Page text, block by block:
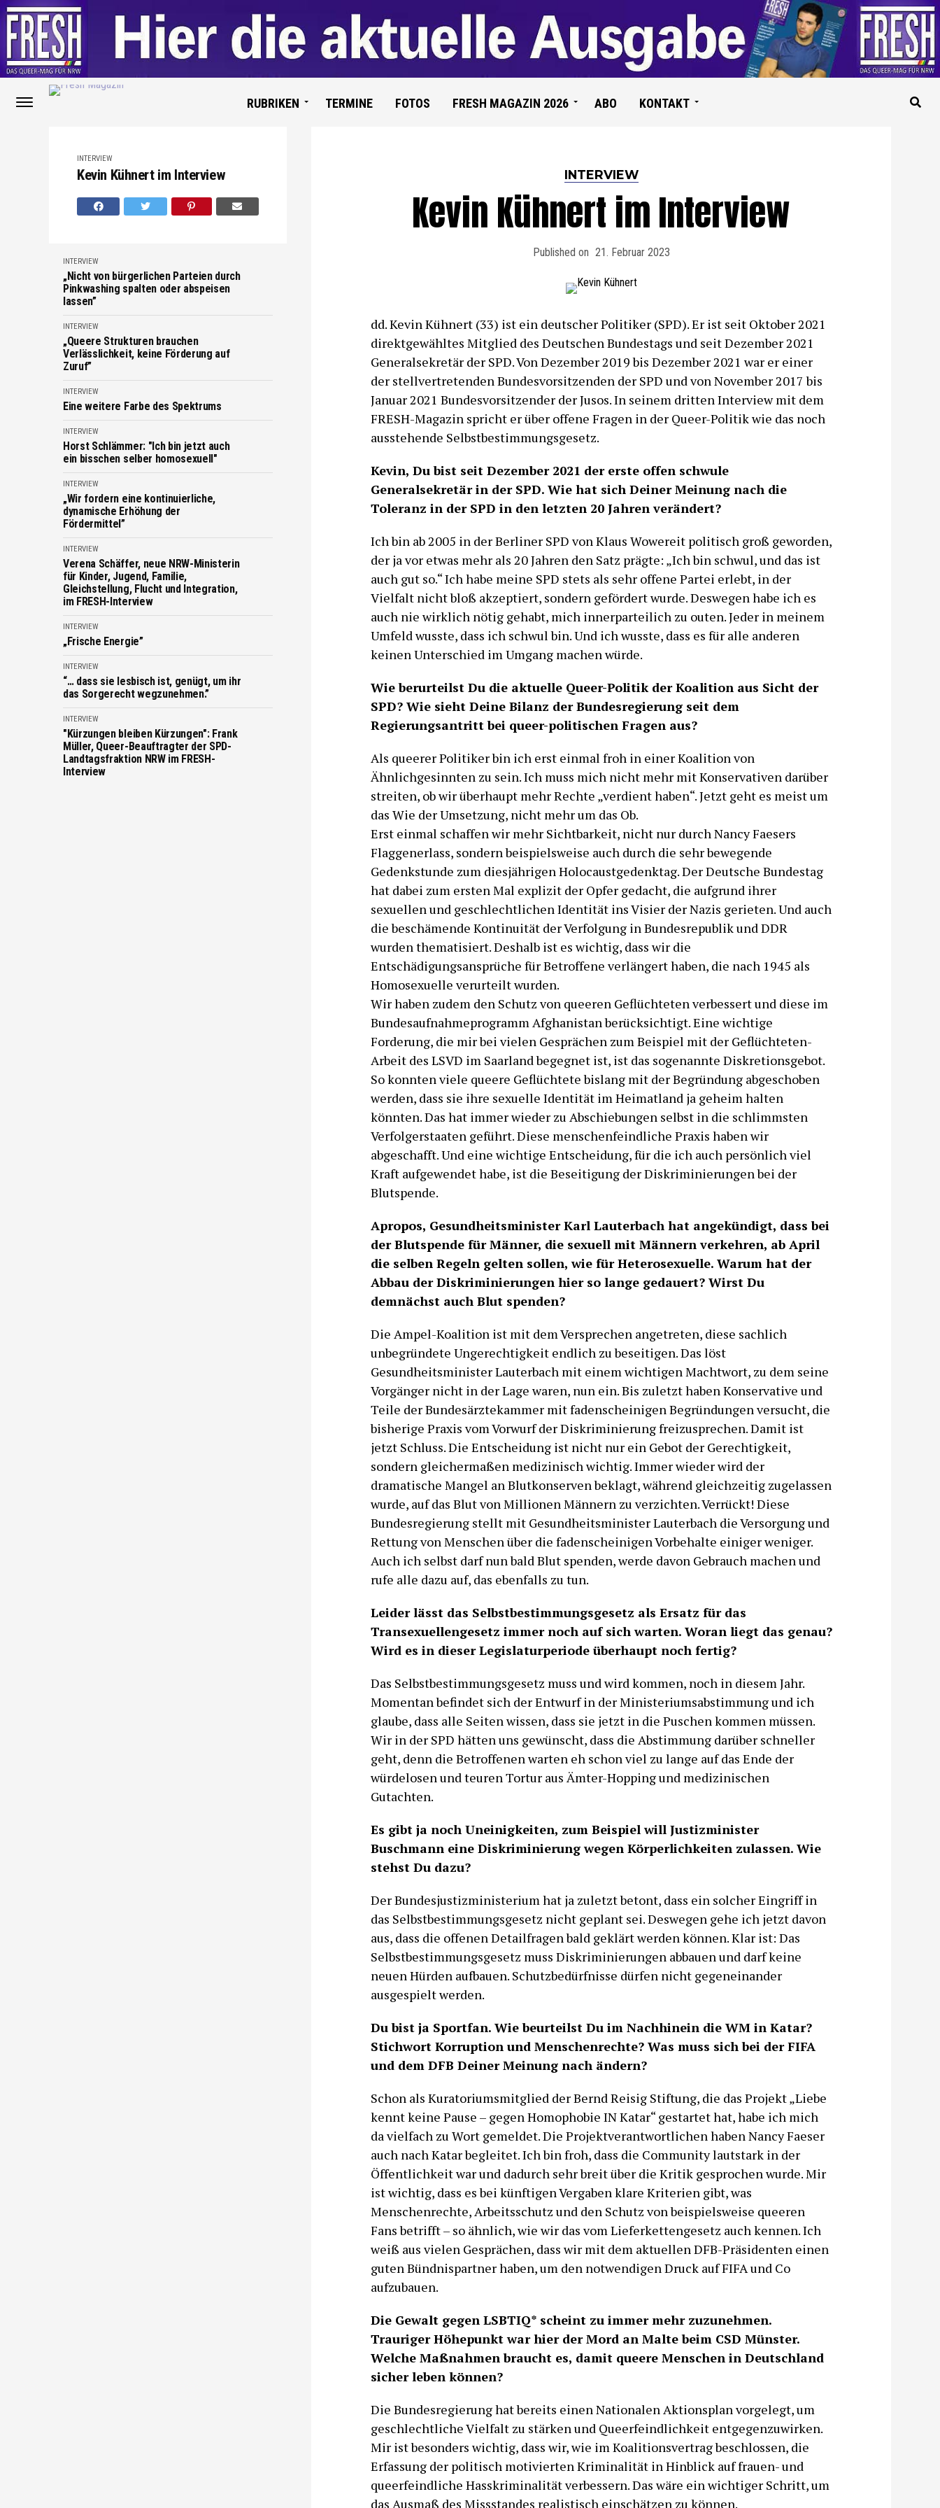
RUBRIKEN TERMINE FOTOS FRESH MAGAZIN 2026 ABO KONTAKT
INTERVIEW
Kevin Kühnert im Interview
INTERVIEW
„Nicht von bürgerlichen Parteien durch
Pinkwashing spalten oder abspeisen
lassen”
INTERVIEW
„Queere Strukturen brauchen
Verlässlichkeit, keine Förderung auf
Zuruf”
INTERVIEW
Eine weitere Farbe des Spektrums
INTERVIEW
Horst Schlämmer: "Ich bin jetzt auch
ein bisschen selber homosexuell"
INTERVIEW
„Wir fordern eine kontinuierliche,
dynamische Erhöhung der
Fördermittel”
INTERVIEW
Verena Schäffer, neue NRW-Ministerin
für Kinder, Jugend, Familie,
Gleichstellung, Flucht und Integration,
im FRESH-Interview
INTERVIEW
„Frische Energie”
INTERVIEW
“… dass sie lesbisch ist, genügt, um ihr
das Sorgerecht wegzunehmen.”
INTERVIEW
"Kürzungen bleiben Kürzungen": Frank
Müller, Queer-Beauftragter der SPD-
Landtagsfraktion NRW im FRESH-
Interview
INTERVIEW
Kevin Kühnert im Interview
Published on 21. Februar 2023
dd. Kevin Kühnert (33) ist ein deutscher Politiker (SPD). Er ist seit Oktober 2021
direktgewähltes Mitglied des Deutschen Bundestags und seit Dezember 2021
Generalsekretär der SPD. Von Dezember 2019 bis Dezember 2021 war er einer
der stellvertretenden Bundesvorsitzenden der SPD und von November 2017 bis
Januar 2021 Bundesvorsitzender der Jusos. In seinem dritten Interview mit dem
FRESH-Magazin spricht er über offene Fragen in der Queer-Politik wie das noch
ausstehende Selbstbestimmungsgesetz.
Kevin, Du bist seit Dezember 2021 der erste offen schwule
Generalsekretär in der SPD. Wie hat sich Deiner Meinung nach die
Toleranz in der SPD in den letzten 20 Jahren verändert?
Ich bin ab 2005 in der Berliner SPD von Klaus Wowereit politisch groß geworden,
der ja vor etwas mehr als 20 Jahren den Satz prägte: „Ich bin schwul, und das ist
auch gut so.“ Ich habe meine SPD stets als sehr offene Partei erlebt, in der
Vielfalt nicht bloß akzeptiert, sondern gefördert wurde. Deswegen habe ich es
auch nie wirklich nötig gehabt, mich innerparteilich zu outen. Jeder in meinem
Umfeld wusste, dass ich schwul bin. Und ich wusste, dass es für alle anderen
keinen Unterschied im Umgang machen würde.
Wie berurteilst Du die aktuelle Queer-Politik der Koalition aus Sicht der
SPD? Wie sieht Deine Bilanz der Bundesregierung seit dem
Regierungsantritt bei queer-politischen Fragen aus?
Als queerer Politiker bin ich erst einmal froh in einer Koalition von
Ähnlichgesinnten zu sein. Ich muss mich nicht mehr mit Konservativen darüber
streiten, ob wir überhaupt mehr Rechte „verdient haben“. Jetzt geht es meist um
das Wie der Umsetzung, nicht mehr um das Ob.
Erst einmal schaffen wir mehr Sichtbarkeit, nicht nur durch Nancy Faesers
Flaggenerlass, sondern beispielsweise auch durch die sehr bewegende
Gedenkstunde zum diesjährigen Holocaustgedenktag. Der Deutsche Bundestag
hat dabei zum ersten Mal explizit der Opfer gedacht, die aufgrund ihrer
sexuellen und geschlechtlichen Identität ins Visier der Nazis gerieten. Und auch
die beschämende Kontinuität der Verfolgung in Bundesrepublik und DDR
wurden thematisiert. Deshalb ist es wichtig, dass wir die
Entschädigungsansprüche für Betroffene verlängert haben, die nach 1945 als
Homosexuelle verurteilt wurden.
Wir haben zudem den Schutz von queeren Geflüchteten verbessert und diese im
Bundesaufnahmeprogramm Afghanistan berücksichtigt. Eine wichtige
Forderung, die mir bei vielen Gesprächen zum Beispiel mit der Geflüchteten-
Arbeit des LSVD im Saarland begegnet ist, ist das sogenannte Diskretionsgebot.
So konnten viele queere Geflüchtete bislang mit der Begründung abgeschoben
werden, dass sie ihre sexuelle Identität im Heimatland ja geheim halten
könnten. Das hat immer wieder zu Abschiebungen selbst in die schlimmsten
Verfolgerstaaten geführt. Diese menschenfeindliche Praxis haben wir
abgeschafft. Und eine wichtige Entscheidung, für die ich auch persönlich viel
Kraft aufgewendet habe, ist die Beseitigung der Diskriminierungen bei der
Blutspende.
Apropos, Gesundheitsminister Karl Lauterbach hat angekündigt, dass bei
der Blutspende für Männer, die sexuell mit Männern verkehren, ab April
die selben Regeln gelten sollen, wie für Heterosexuelle. Warum hat der
Abbau der Diskriminierungen hier so lange gedauert? Wirst Du
demnächst auch Blut spenden?
Die Ampel-Koalition ist mit dem Versprechen angetreten, diese sachlich
unbegründete Ungerechtigkeit endlich zu beseitigen. Das löst
Gesundheitsminister Lauterbach mit einem wichtigen Machtwort, zu dem seine
Vorgänger nicht in der Lage waren, nun ein. Bis zuletzt haben Konservative und
Teile der Bundesärztekammer mit fadenscheinigen Begründungen versucht, die
bisherige Praxis vom Vorwurf der Diskriminierung freizusprechen. Damit ist
jetzt Schluss. Die Entscheidung ist nicht nur ein Gebot der Gerechtigkeit,
sondern gleichermaßen medizinisch wichtig. Immer wieder wird der
dramatische Mangel an Blutkonserven beklagt, während gleichzeitig zugelassen
wurde, auf das Blut von Millionen Männern zu verzichten. Verrückt! Diese
Bundesregierung stellt mit Gesundheitsminister Lauterbach die Versorgung und
Rettung von Menschen über die fadenscheinigen Vorbehalte einiger weniger.
Auch ich selbst darf nun bald Blut spenden, werde davon Gebrauch machen und
rufe alle dazu auf, das ebenfalls zu tun.
Leider lässt das Selbstbestimmungsgesetz als Ersatz für das
Transexuellengesetz immer noch auf sich warten. Woran liegt das genau?
Wird es in dieser Legislaturperiode überhaupt noch fertig?
Das Selbstbestimmungsgesetz muss und wird kommen, noch in diesem Jahr.
Momentan befindet sich der Entwurf in der Ministeriumsabstimmung und ich
glaube, dass alle Seiten wissen, dass sie jetzt in die Puschen kommen müssen.
Wir in der SPD hätten uns gewünscht, dass die Abstimmung darüber schneller
geht, denn die Betroffenen warten eh schon viel zu lange auf das Ende der
würdelosen und teuren Tortur aus Ämter-Hopping und medizinischen
Gutachten.
Es gibt ja noch Uneinigkeiten, zum Beispiel will Justizminister
Buschmann eine Diskriminierung wegen Körperlichkeiten zulassen. Wie
stehst Du dazu?
Der Bundesjustizministerium hat ja zuletzt betont, dass ein solcher Eingriff in
das Selbstbestimmungsgesetz nicht geplant sei. Deswegen gehe ich jetzt davon
aus, dass die offenen Detailfragen bald geklärt werden können. Klar ist: Das
Selbstbestimmungsgesetz muss Diskriminierungen abbauen und darf keine
neuen Hürden aufbauen. Schutzbedürfnisse dürfen nicht gegeneinander
ausgespielt werden.
Du bist ja Sportfan. Wie beurteilst Du im Nachhinein die WM in Katar?
Stichwort Korruption und Menschenrechte? Was muss sich bei der FIFA
und dem DFB Deiner Meinung nach ändern?
Schon als Kuratoriumsmitglied der Bernd Reisig Stiftung, die das Projekt „Liebe
kennt keine Pause – gegen Homophobie IN Katar“ gestartet hat, habe ich mich
da vielfach zu Wort gemeldet. Die Projektverantwortlichen haben Nancy Faeser
auch nach Katar begleitet. Ich bin froh, dass die Community lautstark in der
Öffentlichkeit war und dadurch sehr breit über die Kritik gesprochen wurde. Mir
ist wichtig, dass es bei künftigen Vergaben klare Kriterien gibt, was
Menschenrechte, Arbeitsschutz und den Schutz von beispielsweise queeren
Fans betrifft – so ähnlich, wie wir das vom Lieferkettengesetz auch kennen. Ich
weiß aus vielen Gesprächen, dass wir mit dem aktuellen DFB-Präsidenten einen
guten Bündnispartner haben, um den notwendigen Druck auf FIFA und Co
aufzubauen.
Die Gewalt gegen LSBTIQ* scheint zu immer mehr zuzunehmen.
Trauriger Höhepunkt war hier der Mord an Malte beim CSD Münster.
Welche Maßnahmen braucht es, damit queere Menschen in Deutschland
sicher leben können?
Die Bundesregierung hat bereits einen Nationalen Aktionsplan vorgelegt, um
geschlechtliche Vielfalt zu stärken und Queerfeindlichkeit entgegenzuwirken.
Mir ist besonders wichtig, dass wir, wie im Koalitionsvertrag beschlossen, die
Erfassung der politisch motivierten Kriminalität in Hinblick auf frauen- und
queerfeindliche Hasskriminalität verbessern. Das wäre ein wichtiger Schritt, um
das Ausmaß des Missstandes realistisch einschätzen zu können.